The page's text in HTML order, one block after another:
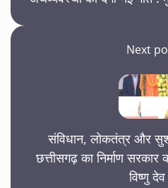
Next
संविधान, लोकतंत्र और
छत्तीसगढ़ का निर्माण
विष्णु